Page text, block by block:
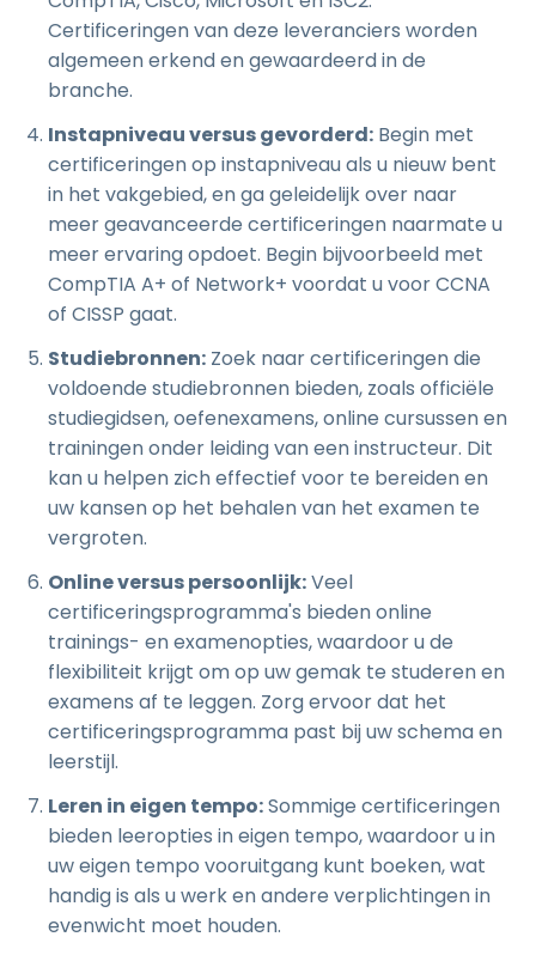
Certificeringen van deze leveranciers worden
algemeen erkend en gewaardeerd in de
branche.
Instapniveau versus gevorderd: Begin met
certificeringen op instapniveau als u nieuw bent
in het vakgebied, en ga geleidelijk over naar
meer geavanceerde certificeringen naarmate u
meer ervaring opdoet. Begin bijvoorbeeld met
CompTIA A+ of Network+ voordat u voor CCNA
of CISSP gaat.
Studiebronnen: Zoek naar certificeringen die
voldoende studiebronnen bieden, zoals officiële
studiegidsen, oefenexamens, online cursussen en
trainingen onder leiding van een instructeur. Dit
kan u helpen zich effectief voor te bereiden en
uw kansen op het behalen van het examen te
vergroten.
Online versus persoonlijk:Veel
certificeringsprogramma's bieden online
trainings- en examenopties, waardoor u de
flexibiliteit krijgt om op uw gemak te studeren en
examens af te leggen. Zorg ervoor dat het
certificeringsprogramma past bij uw schema en
leerstijl.
Leren in eigen tempo:Sommige certificeringen
bieden leeropties in eigen tempo, waardoor u in
uw eigen tempo vooruitgang kunt boeken, wat
handig is als u werk en andere verplichtingen in
evenwicht moet houden.